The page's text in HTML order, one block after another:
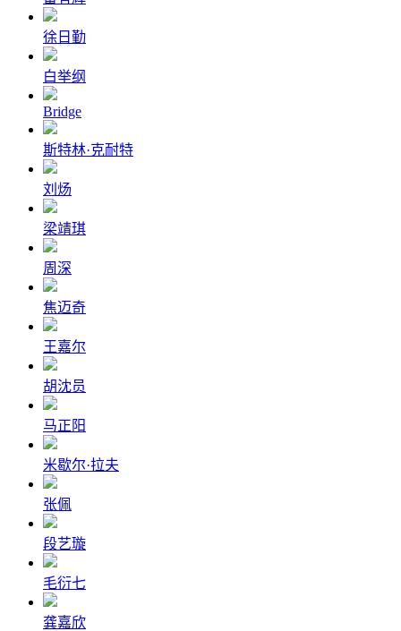
徐日勤
白举纲
Bridge
斯特林·克耐特
刘炀
梁靖琪
周深
焦迈奇
王嘉尔
胡沈员
马正阳
米歇尔·拉夫
张佩
段艺璇
毛衍七
龚嘉欣